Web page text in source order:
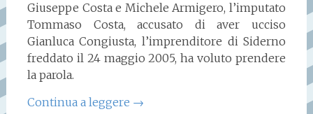
Giuseppe Costa e Michele Armigero, l’imputato
Tommaso Costa, accusato di aver ucciso
Gianluca Congiusta, l’imprenditore di Siderno
freddato il 24 maggio 2005, ha voluto prendere
la parola.
Continua a leggere →